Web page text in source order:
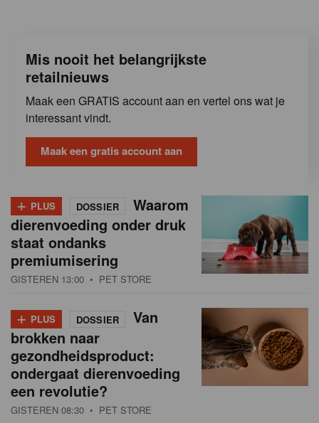
Mis nooit het belangrijkste
retailnieuws
Maak een GRATIS account aan en vertel ons wat je
interessant vindt.
Maak een gratis account aan
+ PLUS DOSSIER
Waarom
dierenvoeding onder druk
staat ondanks
premiumisering
GISTEREN 13:00 • PET STORE
+ PLUS DOSSIER
Van
brokken naar
gezondheidsproduct:
ondergaat dierenvoeding
een revolutie?
GISTEREN 08:30 • PET STORE